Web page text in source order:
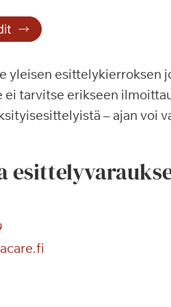
yleisen esittelykierroksen
tarvitse erikseen
– ajan voi